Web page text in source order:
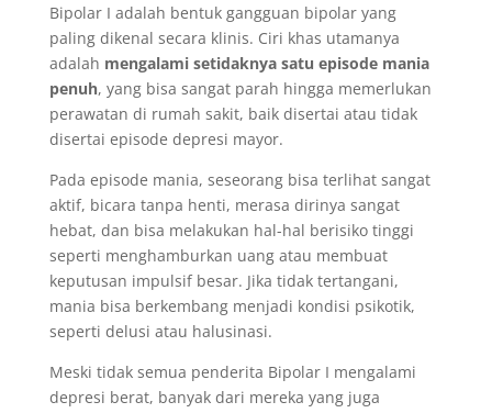
Bipolar I adalah bentuk gangguan bipolar yang
paling dikenal secara klinis. Ciri khas utamanya
adalah mengalami setidaknya satu episode mania
penuh, yang bisa sangat parah hingga memerlukan
perawatan di rumah sakit, baik disertai atau tidak
disertai episode depresi mayor.
Pada episode mania, seseorang bisa terlihat sangat
aktif, bicara tanpa henti, merasa dirinya sangat
hebat, dan bisa melakukan hal-hal berisiko tinggi
seperti menghamburkan uang atau membuat
keputusan impulsif besar. Jika tidak tertangani,
mania bisa berkembang menjadi kondisi psikotik,
seperti delusi atau halusinasi.
Meski tidak semua penderita Bipolar I mengalami
depresi berat, banyak dari mereka yang juga